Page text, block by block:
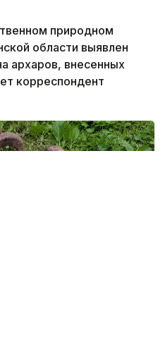
природном
области выявлен
архаров, внесенных
корреспондент